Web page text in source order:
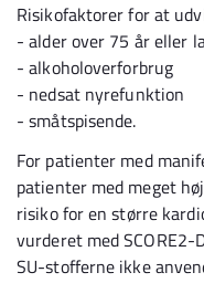
Risikofaktorer for at
- alder over 75 år eller
- alkoholoverforbrug
- nedsat nyrefunktion
- småtspisende.
For patienter med
patienter med meget
risiko for en større
vurderet med
SU-stofferne ikke